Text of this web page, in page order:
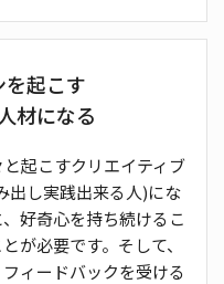
起こす
材になる
起こすクリエイティブ
出し実践出来る人)にな
好奇心を持ち続けるこ
が必要です。そして、
ィードバックを受ける